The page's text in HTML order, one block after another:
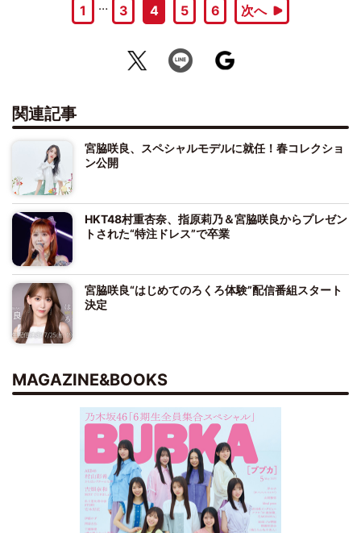
1 … 3 4 5 6 次へ
関連記事
宮脇咲良、スペシャルモデルに就任！春コレクショ
ン公開
HKT48村重杏奈、指原莉乃＆宮脇咲良からプレゼン
トされた“特注ドレス”で卒業
宮脇咲良“はじめてのろくろ体験”配信番組スタート
決定
MAGAZINE&BOOKS